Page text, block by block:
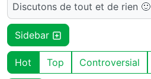
Discutons de tout et de rien 🙂
Sidebar
Hot Top Controversial